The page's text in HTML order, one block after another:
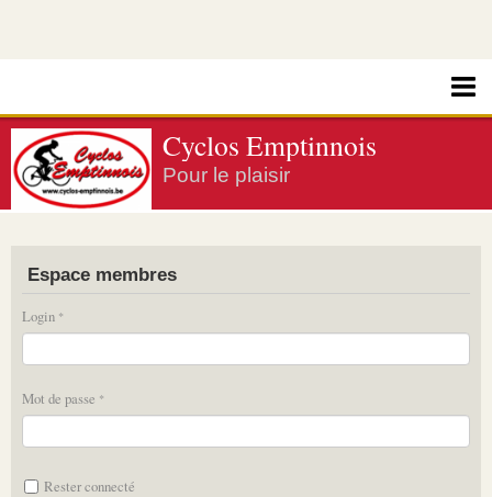
Cyclos Emptinnois
Pour le plaisir
Espace membres
Login
Mot de passe
Rester connecté